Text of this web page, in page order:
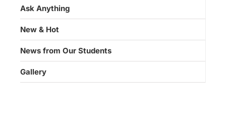
Ask Anything
New & Hot
News from Our Students
Gallery